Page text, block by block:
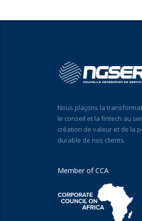
Nous plaçons la
le conseil et la fintech au
création de valeur et de la
durable de nos clients.
Member of CCA